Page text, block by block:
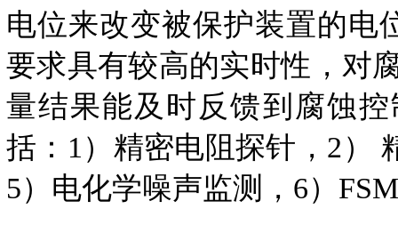
电位来改变被保护装置的电
要求具有较高的实时性，对
量结果能及时反馈到腐蚀
括：1）精密电阻探针，2）
5）电化学噪声监测，6）